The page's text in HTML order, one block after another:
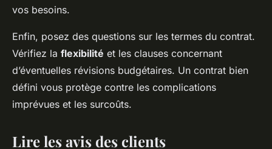
vos besoins.
Enfin, posez des questions sur les termes du contrat.
Vérifiez la flexibilité et les clauses concernant
d’éventuelles révisions budgétaires. Un contrat bien
défini vous protège contre les complications
imprévues et les surcoûts.
Lire les avis des clients